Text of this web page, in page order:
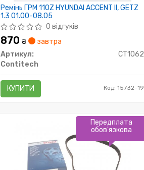
Ремінь ГРМ 110Z HYUNDAI ACCENT II, GETZ
1.3 01.00-08.05
0 відгуків
870₴
завтра
Артикул:
CT1062
Contitech
КУПИТИ Код: 15732-19
Передплата
обов'язкова